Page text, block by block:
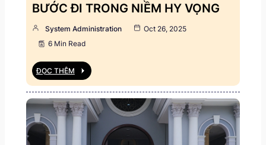
BƯỚC ĐI TRONG NIỀM HY VỌNG
System Administration
Oct 26, 2025
6 Min Read
ĐỌC THÊM